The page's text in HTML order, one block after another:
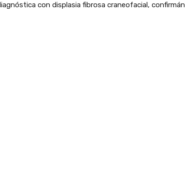
con displasia fibrosa craneofacial,